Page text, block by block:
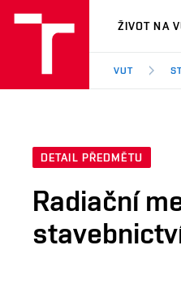
VUT
ŽIVOT NA
VUT
DETAIL PŘEDMĚTU
Radiační